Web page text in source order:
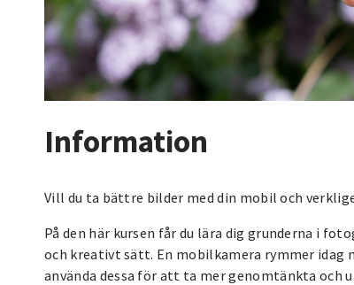
Information
Vill du ta bättre bilder med din mobil och
På den här kursen får du lära dig grunderna i
och kreativt sätt. En mobilkamera rymmer idag
använda dessa för att ta mer genomtänkta och